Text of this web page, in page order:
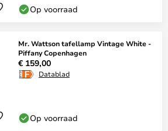
Op voorraad
Mr. Wattson tafellamp Vintage White -
Piffany Copenhagen
€ 159,00
Datablad
Op voorraad